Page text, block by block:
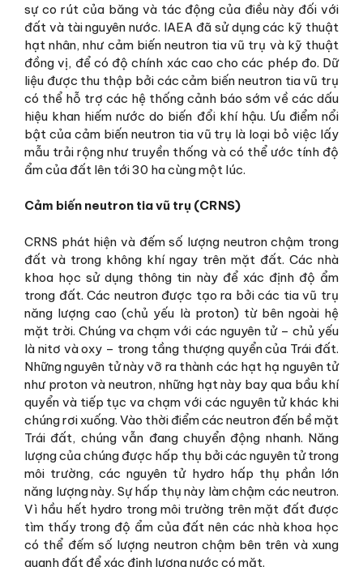
sự co rút của băng và tác động của điều này đối với
đất và tài nguyên nước. IAEA đã sử dụng các kỹ thuật
hạt nhân, như cảm biến neutron tia vũ trụ và kỹ thuật
đồng vị, để có độ chính xác cao cho các phép đo. Dữ
liệu được thu thập bởi các cảm biến neutron tia vũ trụ
có thể hỗ trợ các hệ thống cảnh báo sớm về các dấu
hiệu khan hiếm nước do biến đổi khí hậu. Ưu điểm nổi
bật của cảm biến neutron tia vũ trụ là loại bỏ việc lấy
mẫu trải rộng như truyền thống và có thể ước tính độ
ẩm của đất lên tới 30 ha cùng một lúc.
Cảm biến neutron tia vũ trụ (CRNS)
CRNS phát hiện và đếm số lượng neutron chậm trong
đất và trong không khí ngay trên mặt đất. Các nhà
khoa học sử dụng thông tin này để xác định độ ẩm
trong đất. Các neutron được tạo ra bởi các tia vũ trụ
năng lượng cao (chủ yếu là proton) từ bên ngoài hệ
mặt trời. Chúng va chạm với các nguyên tử – chủ yếu
là nitơ và oxy – trong tầng thượng quyển của Trái đất.
Những nguyên tử này vỡ ra thành các hạt hạ nguyên tử
như proton và neutron, những hạt này bay qua bầu khí
quyển và tiếp tục va chạm với các nguyên tử khác khi
chúng rơi xuống. Vào thời điểm các neutron đến bề mặt
Trái đất, chúng vẫn đang chuyển động nhanh. Năng
lượng của chúng được hấp thụ bởi các nguyên tử trong
môi trường, các nguyên tử hydro hấp thụ phần lớn
năng lượng này. Sự hấp thụ này làm chậm các neutron.
Vì hầu hết hydro trong môi trường trên mặt đất được
tìm thấy trong độ ẩm của đất nên các nhà khoa học
có thể đếm số lượng neutron chậm bên trên và xung
quanh đất để xác định lượng nước có mặt.